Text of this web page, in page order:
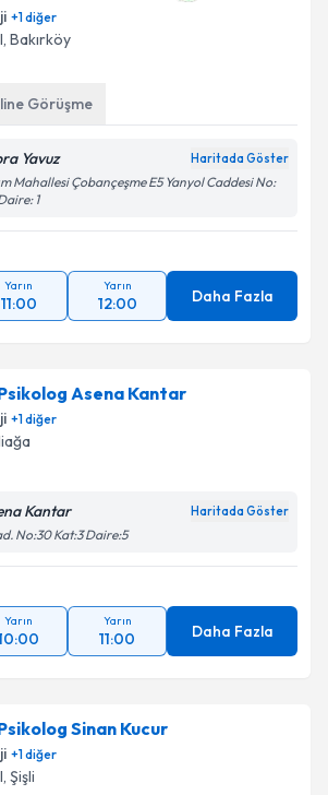
+1diğer
, Bakırköy
Görüşme
Yavuz Haritada Göster
Mahallesi Çobançeşme E5 Yanyol Caddesi No:
1
Yarın
11:00
Yarın
12:00 Daha Fazla
Asena Kantar
+1diğer
Kantar Haritada Göster
No:30 Kat:3 Daire:5
Yarın Yarın
11:00 Daha Fazla
Sinan Kucur
+1diğer
, Şişli